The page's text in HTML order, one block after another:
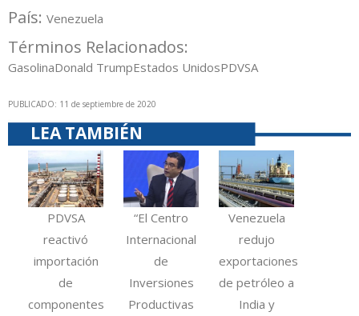
País: Venezuela
Términos Relacionados:
GasolinaDonald TrumpEstados UnidosPDVSA
PUBLICADO: 11 de septiembre de 2020
LEA TAMBIÉN
PDVSA
reactivó
importación
de
componentes
“El Centro
Internacional
de
Inversiones
Productivas
Venezuela
redujo
exportaciones
de petróleo a
India y